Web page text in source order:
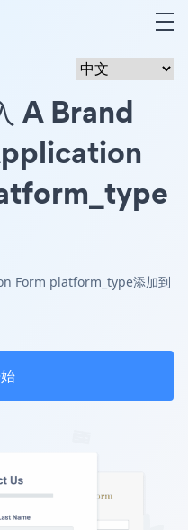
A Brand
Form platform_type添加到